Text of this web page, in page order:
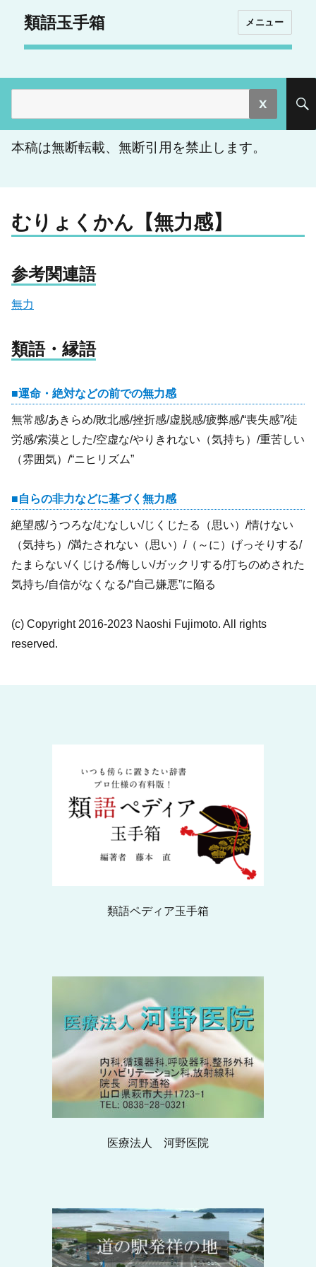
類語玉手箱 メニュー
索:
本稿は無断転載、無断引用を禁止します。
むりょくかん【無力感】
参考関連語
無力
類語・縁語
運命・絶対などの前での無力感
無常感/あきらめ/敗北感/挫折感/虚脱感/疲弊感/“喪失感”/徒
労感/索漠とした/空虚な/やりきれない（気持ち）/重苦しい
（雰囲気）/“ニヒリズム”
自らの非力などに基づく無力感
絶望感/うつろな/むなしい/じくじたる（思い）/情けない
（気持ち）/満たされない（思い）/（～に）げっそりする/
たまらない/くじける/悔しい/ガックリする/打ちのめされた
気持ち/自信がなくなる/“自己嫌悪”に陥る
(c) Copyright 2016-2023 Naoshi Fujimoto. All rights
reserved.
類語ペディア玉手箱
医療法人 河野医院